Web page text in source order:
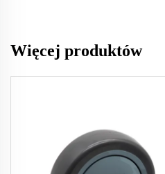
Więcej produktów